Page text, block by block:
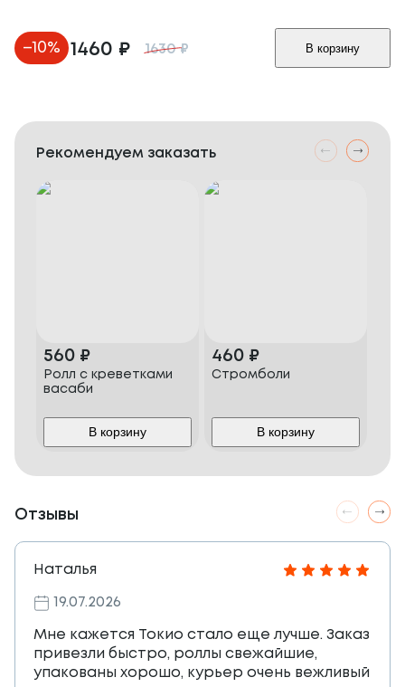
–10% 1460 ₽ 1630₽ В корзину
Рекомендуем заказать
560 ₽
Ролл с креветками
васаби
В корзину
460 ₽
Стромболи
В корзину
Отзывы
Наталья
19.07.2026
Мне кажется Токио стало еще лучше. Заказ
привезли быстро, роллы свежайшие,
упакованы хорошо, курьер очень вежливый